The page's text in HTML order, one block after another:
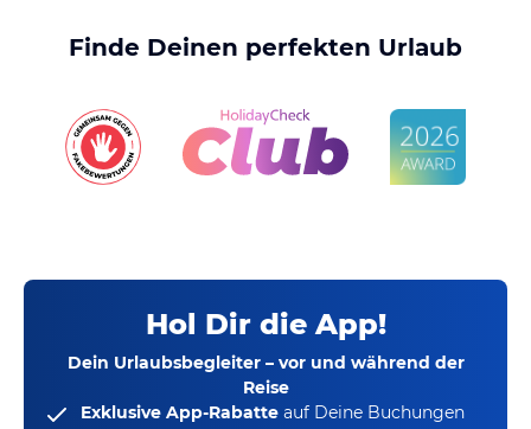
Finde Deinen perfekten Urlaub
Hol Dir die App!
Dein Urlaubsbegleiter – vor und während der
Reise
Exklusive App-Rabatte auf Deine Buchungen